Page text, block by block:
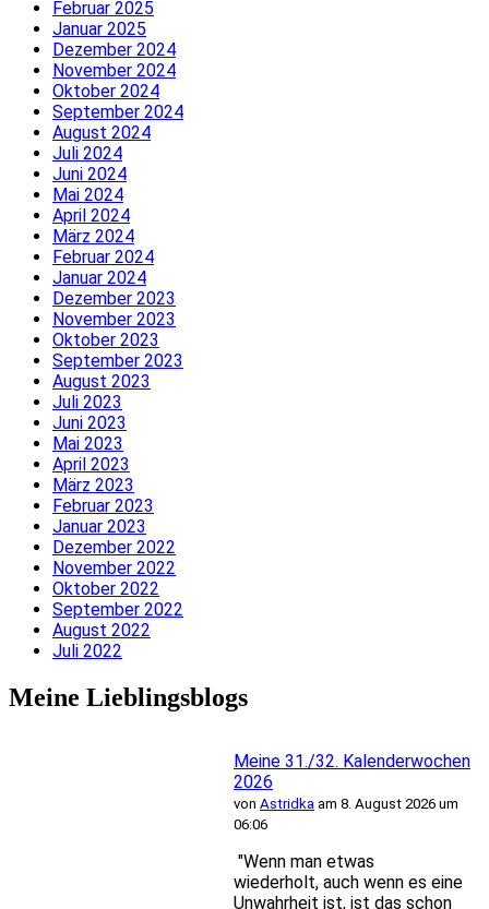
Februar 2025
Januar 2025
Dezember 2024
November 2024
Oktober 2024
September 2024
August 2024
Juli 2024
Juni 2024
Mai 2024
April 2024
März 2024
Februar 2024
Januar 2024
Dezember 2023
November 2023
Oktober 2023
September 2023
August 2023
Juli 2023
Juni 2023
Mai 2023
April 2023
März 2023
Februar 2023
Januar 2023
Dezember 2022
November 2022
Oktober 2022
September 2022
August 2022
Juli 2022
Meine Lieblingsblogs
Meine 31./32. Kalenderwochen
2026
von Astridka am 8. August 2026 um
06:06
"Wenn man etwas
wiederholt, auch wenn es eine
Unwahrheit ist, ist das schon